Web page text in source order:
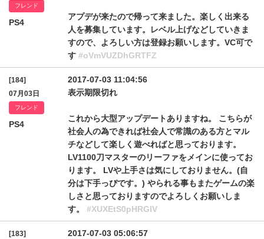
フレンド
PS4
アプデが来たので帰って来ました。楽しく出来る
人を募集しています。レベル上げなどしていきま
すので、よろしい方は登録お願いします。VC可で
す #oVmVUZDhGRTFZ
[184]
07月03日
フレンド
PS4
2017-07-03 11:04:56
表示期限切れ
これから大型アップデートありますね。 こちらが
社会人の為できれば社会人で常識のある方とマル
チなどして楽しく遊べればと思っております。
LV1100刀マスターのリーファをメインに使ってお
ります。 LVや上手さは気にしておりません。(自
分は下手っぴです。) やられる事もまたゲームの楽
しさと思っておりますのでよろしくお願いしま
す。 #XUXEtS0pHRGlV
[183]
2017-07-03 05:06:57